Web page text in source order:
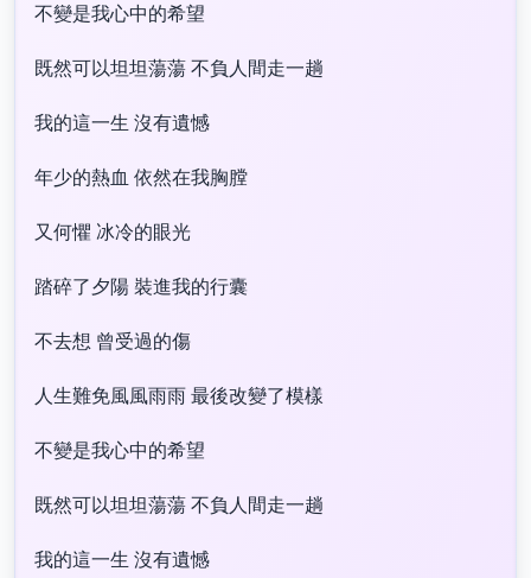
不變是我心中的希望
既然可以坦坦蕩蕩 不負人間走一趟
我的這一生 沒有遺憾
年少的熱血 依然在我胸膛
又何懼 冰冷的眼光
踏碎了夕陽 裝進我的行囊
不去想 曾受過的傷
人生難免風風雨雨 最後改變了模樣
不變是我心中的希望
既然可以坦坦蕩蕩 不負人間走一趟
我的這一生 沒有遺憾